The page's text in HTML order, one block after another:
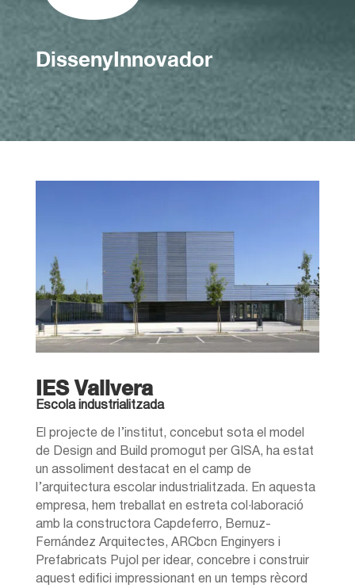
DissenyInnovador
IES Vallvera
Escola industrialitzada
El projecte de l’institut, concebut sota el model
de Design and Build promogut per GISA, ha estat
un assoliment destacat en el camp de
l’arquitectura escolar industrialitzada. En aquesta
empresa, hem treballat en estreta col·laboració
amb la constructora Capdeferro, Bernuz-
Fernández Arquitectes, ARCbcn Enginyers i
Prefabricats Pujol per idear, concebre i construir
aquest edifici impressionant en un temps rècord